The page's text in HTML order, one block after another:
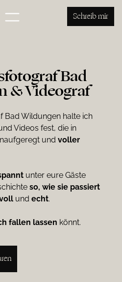
Schreib mir
Bad
& Videograf
Bad Wildungen halte ich
Videos fest, die in
und voller
unter eure Gäste
so, wie sie passiert
und echt.
fallen lassen könnt.